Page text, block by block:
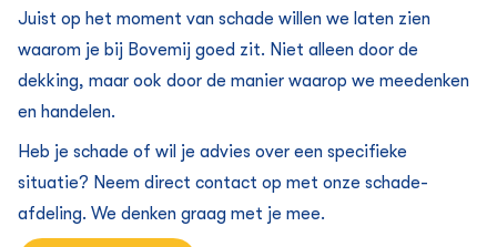
Juist op het moment van schade willen we laten zien
waarom je bij Bovemij goed zit. Niet alleen door de
dekking, maar ook door de manier waarop we meedenken
en handelen.
Heb je schade of wil je advies over een specifieke
situatie? Neem direct contact op met onze schade-
afdeling. We denken graag met je mee.